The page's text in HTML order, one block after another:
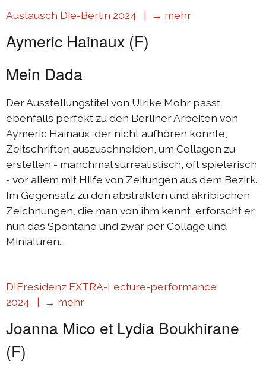
Austausch Die-Berlin 2024 | → mehr
Aymeric Hainaux (F)
Mein Dada
Der Ausstellungstitel von Ulrike Mohr passt
ebenfalls perfekt zu den Berliner Arbeiten von
Aymeric Hainaux, der nicht aufhören konnte,
Zeitschriften auszuschneiden, um Collagen zu
erstellen - manchmal surrealistisch, oft spielerisch
- vor allem mit Hilfe von Zeitungen aus dem Bezirk.
Im Gegensatz zu den abstrakten und akribischen
Zeichnungen, die man von ihm kennt, erforscht er
nun das Spontane und zwar per Collage und
Miniaturen...
DIEresidenz EXTRA-Lecture-performance
2024 |
→ mehr
Joanna Mico et Lydia Boukhirane
(F)